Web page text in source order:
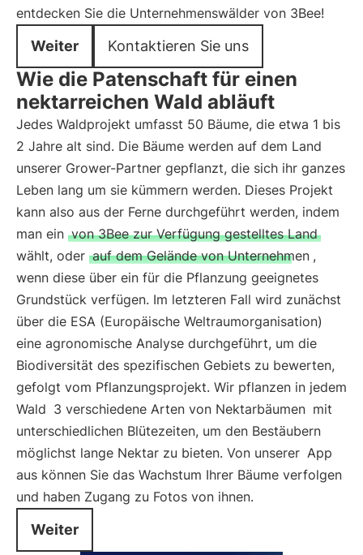
entdecken Sie die Unternehmenswälder von 3Bee!
Weiter Kontaktieren Sie uns
Wie die Patenschaft für einen
nektarreichen Wald abläuft
Jedes Waldprojekt umfasst 50 Bäume, die etwa 1 bis
2 Jahre alt sind. Die Bäume werden auf dem Land
unserer Grower-Partner gepflanzt, die sich ihr ganzes
Leben lang um sie kümmern werden. Dieses Projekt
kann also aus der Ferne durchgeführt werden, indem
man ein von 3Bee zur Verfügung gestelltes Land
wählt, oder auf dem Gelände von Unternehmen ,
wenn diese über ein für die Pflanzung geeignetes
Grundstück verfügen. Im letzteren Fall wird zunächst
über die ESA (Europäische Weltraumorganisation)
eine agronomische Analyse durchgeführt, um die
Biodiversität des spezifischen Gebiets zu bewerten,
gefolgt vom Pflanzungsprojekt. Wir pflanzen in jedem
Wald 3 verschiedene Arten von Nektarbäumen mit
unterschiedlichen Blütezeiten, um den Bestäubern
möglichst lange Nektar zu bieten. Von unserer App
aus können Sie das Wachstum Ihrer Bäume verfolgen
und haben Zugang zu Fotos von ihnen.
Weiter